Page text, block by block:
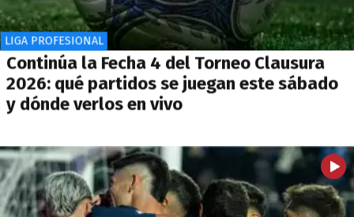
LIGA PROFESIONAL
Continúa la Fecha 4 del Torneo Clausura
2026: qué partidos se juegan este sábado
y dónde verlos en vivo